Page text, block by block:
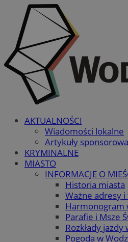
AKTUALNOŚCI
Wiadomości lokalne
Artykuły
KRYMINALNE
MIASTO
INFORMACJE O
Historia miasta
Ważne adresy
Harmonogram
Parafie i Msze
Rozkłady jazdy
Pogoda w